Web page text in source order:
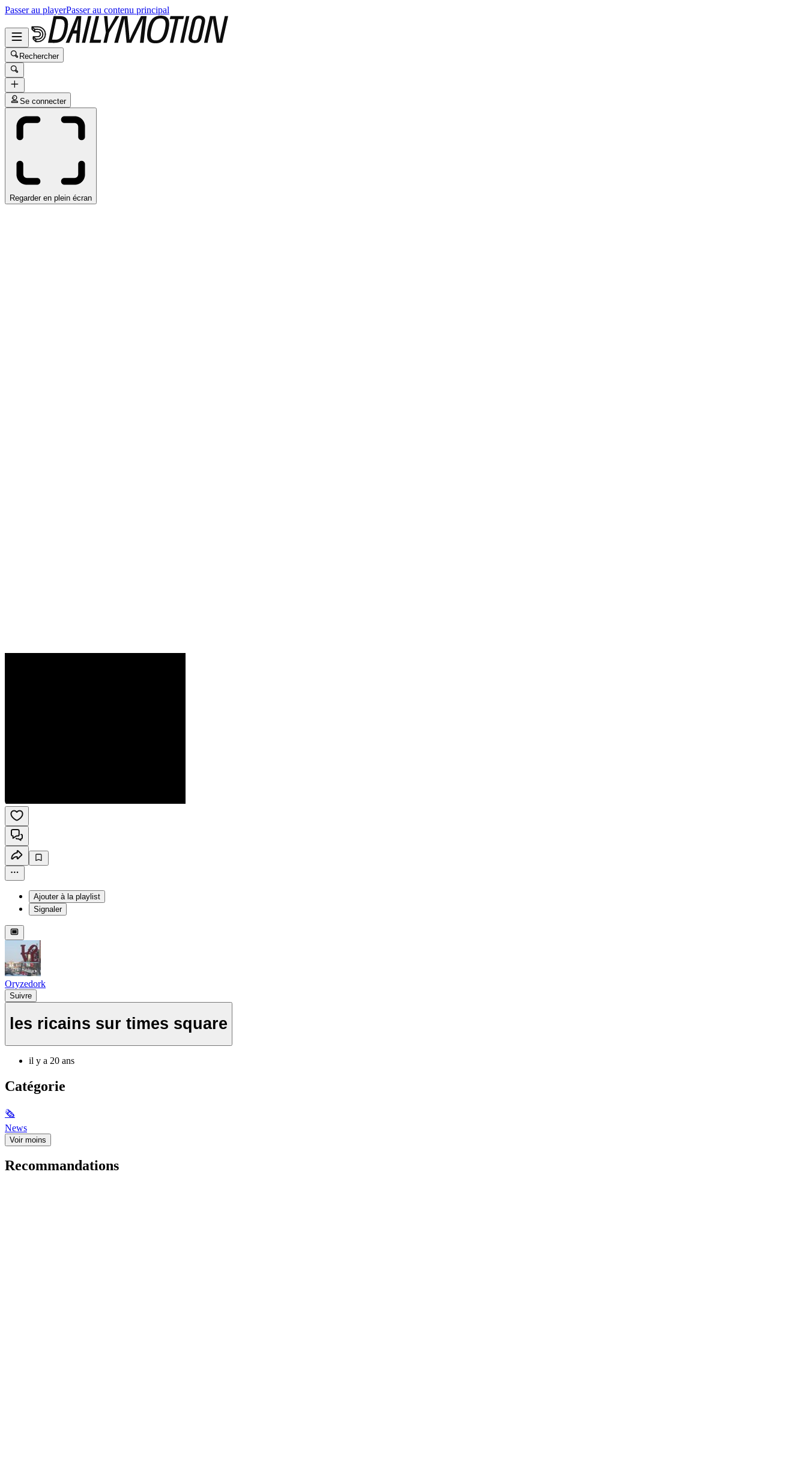
Passer au playerPasser au contenu principal
Rechercher
Se connecter
Regarder en plein écran
Ajouter à la playlist
Signaler
Oryzedork
Suivre
les ricains sur times square
il y a 20 ans
Catégorie
🗞
News
Voir moins
Recommandations